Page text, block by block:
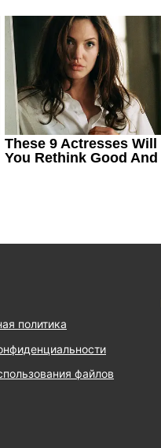
политика
файлов